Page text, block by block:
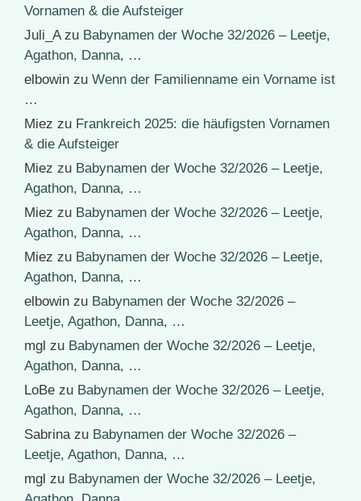
Vornamen & die Aufsteiger
Juli_Azu Babynamen der Woche 32/2026 – Leetje,
Agathon, Danna, …
elbowin zu Wenn der Familienname ein Vorname ist
…
Miez zu Frankreich 2025: die häufigsten Vornamen
& die Aufsteiger
Miez zu Babynamen der Woche 32/2026 – Leetje,
Agathon, Danna, …
Miez zu Babynamen der Woche 32/2026 – Leetje,
Agathon, Danna, …
Miez zu Babynamen der Woche 32/2026 – Leetje,
Agathon, Danna, …
elbowin zu Babynamen der Woche 32/2026 –
Leetje, Agathon, Danna, …
mgl zu Babynamen der Woche 32/2026 – Leetje,
Agathon, Danna, …
LoBe zu Babynamen der Woche 32/2026 – Leetje,
Agathon, Danna, …
Sabrinazu Babynamen der Woche 32/2026 –
Leetje, Agathon, Danna, …
mgl zu Babynamen der Woche 32/2026 – Leetje,